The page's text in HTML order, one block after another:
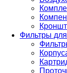
Фильтры